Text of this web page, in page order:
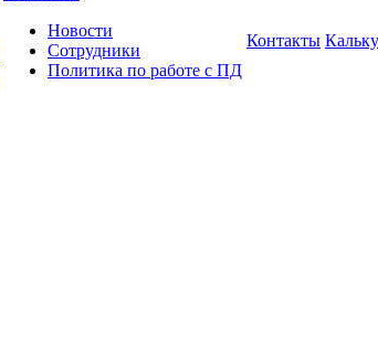
Новости
Сотрудники
Политика по работе с ПД
Контакты